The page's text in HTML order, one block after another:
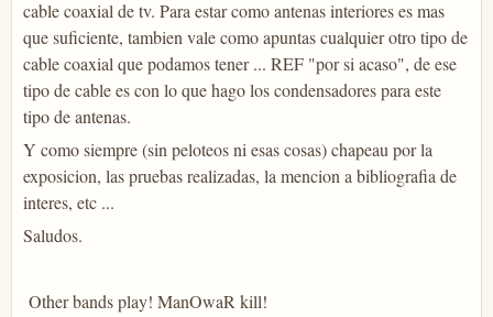
cable coaxial de tv. Para estar como antenas interiores es mas
que suficiente, tambien vale como apuntas cualquier otro tipo de
cable coaxial que podamos tener ... REF "por si acaso", de ese
tipo de cable es con lo que hago los condensadores para este
tipo de antenas.
Y como siempre (sin peloteos ni esas cosas) chapeau por la
exposicion, las pruebas realizadas, la mencion a bibliografia de
interes, etc ...
Saludos.
Other bands play! ManOwaR kill!